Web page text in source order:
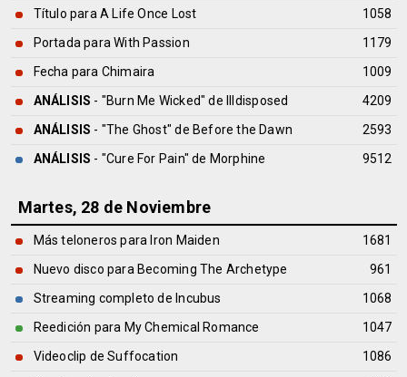
Título para A Life Once Lost
1058
Portada para With Passion
1179
Fecha para Chimaira
1009
ANÁLISIS - "Burn Me Wicked" de Illdisposed
4209
ANÁLISIS - "The Ghost" de Before the Dawn
2593
ANÁLISIS - "Cure For Pain" de Morphine 9512
Martes, 28 de Noviembre
Más teloneros para Iron Maiden
1681
Nuevo disco para Becoming The Archetype
961
Streaming completo de Incubus
1068
Reedición para My Chemical Romance
1047
Videoclip de Suffocation
1086